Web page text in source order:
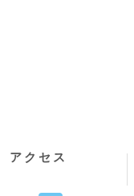
アクセス